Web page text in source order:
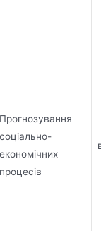
Прогнозування
соціально-
економічних
процесів